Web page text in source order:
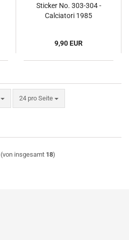
Sticker No. 303-304 -
Calciatori 1985
9,90 EUR
24 pro Seite
pro Seite
(von insgesamt 18)